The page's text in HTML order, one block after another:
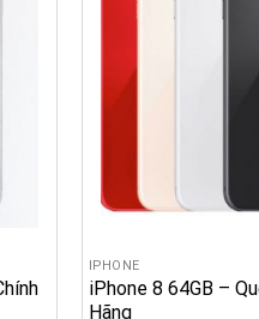
IPHONE
iPhone 8 64GB –
Hãng